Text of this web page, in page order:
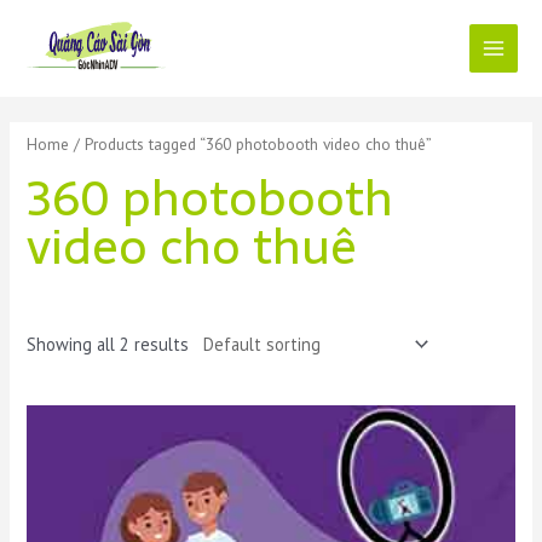
content
Main
Home / Products tagged “360 photobooth video cho thuê”
360 photobooth
video cho thuê
Showing all 2 results